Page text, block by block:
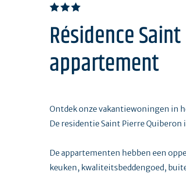
Résidence
appartement
Ontdek onze vakantiewoningen in
De residentie Saint Pierre
De appartementen hebben een
keuken, kwaliteitsbeddengoed,